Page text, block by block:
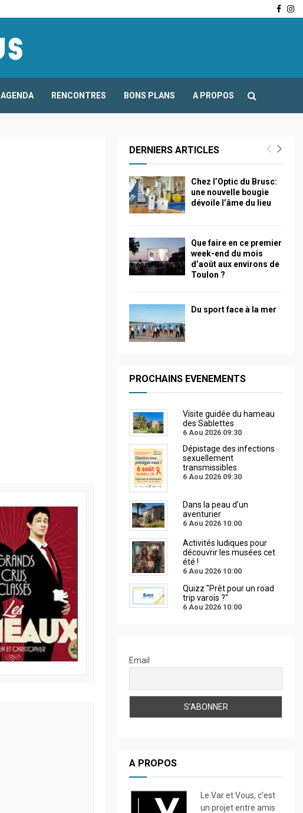
AGENDA RENCONTRES BONS PLANS A PROPOS
DERNIERS ARTICLES
Chez l’Optic du Brusc:
une nouvelle bougie
dévoile l’âme du lieu
Que faire en ce premier
week-end du mois
d’août aux environs de
Toulon ?
Du sport face à la mer
PROCHAINS EVENEMENTS
Visite guidée du hameau
des Sablettes
6 Aou 2026 09:30
Dépistage des infections
sexuellement
transmissibles
6 Aou 2026 09:30
Dans la peau d’un
aventurier
6 Aou 2026 10:00
Activités ludiques pour
découvrir les musées cet
été !
6 Aou 2026 10:00
Quizz "Prêt pour un road
trip varois ?"
6 Aou 2026 10:00
Email
A PROPOS
Le Var et Vous, c’est
un projet entre amis